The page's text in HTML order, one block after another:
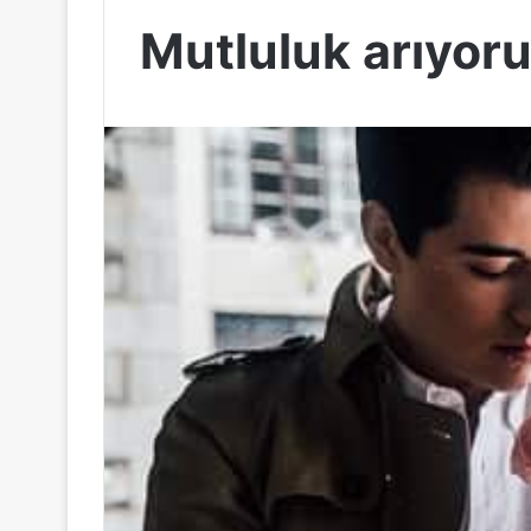
Mutluluk